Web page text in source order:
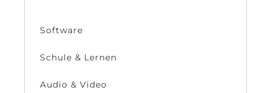
Software
Schule & Lernen
Audio & Video